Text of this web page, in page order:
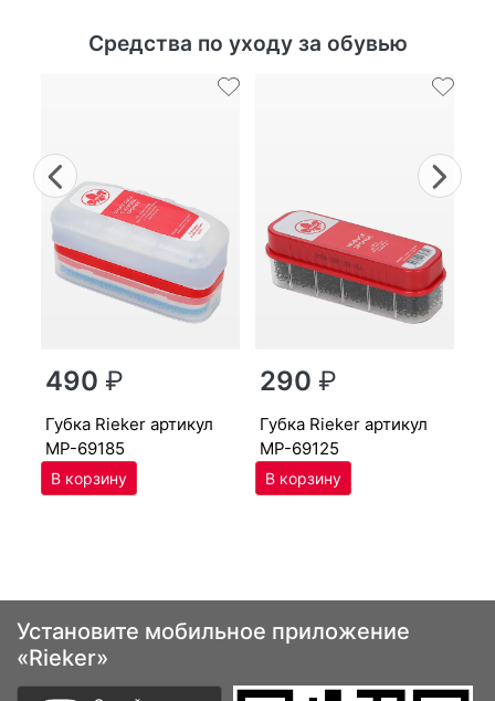
Средства по уходу за обувью
Previous
490₽
губ­ка Ri­eker артикул
MP-69185
290₽
губ­ка Ri­eker артикул
MP-69125
Установите мобильное приложение
«Rieker»